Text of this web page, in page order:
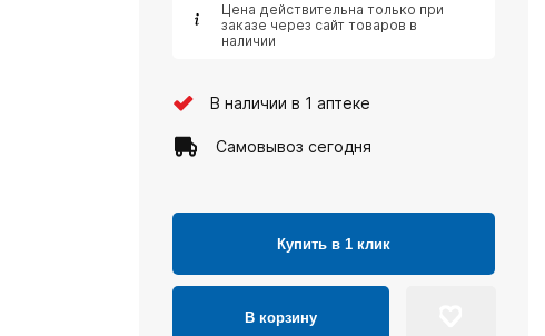
Цена действительна только при
заказе через сайт товаров в
наличии
В наличии в 1 аптеке
Самовывоз сегодня
Купить в 1 клик
В корзину